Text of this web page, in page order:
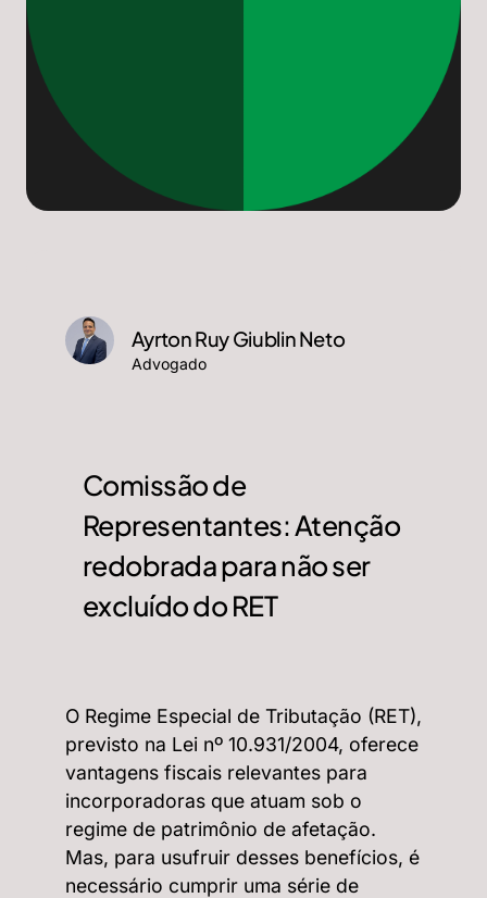
Ayrton Ruy Giublin Neto
Advogado
Comissão de
Representantes: Atenção
redobrada para não ser
excluído do RET
O Regime Especial de Tributação (RET),
previsto na Lei nº 10.931/2004, oferece
vantagens fiscais relevantes para
incorporadoras que atuam sob o
regime de patrimônio de afetação.
Mas, para usufruir desses benefícios, é
necessário cumprir uma série de